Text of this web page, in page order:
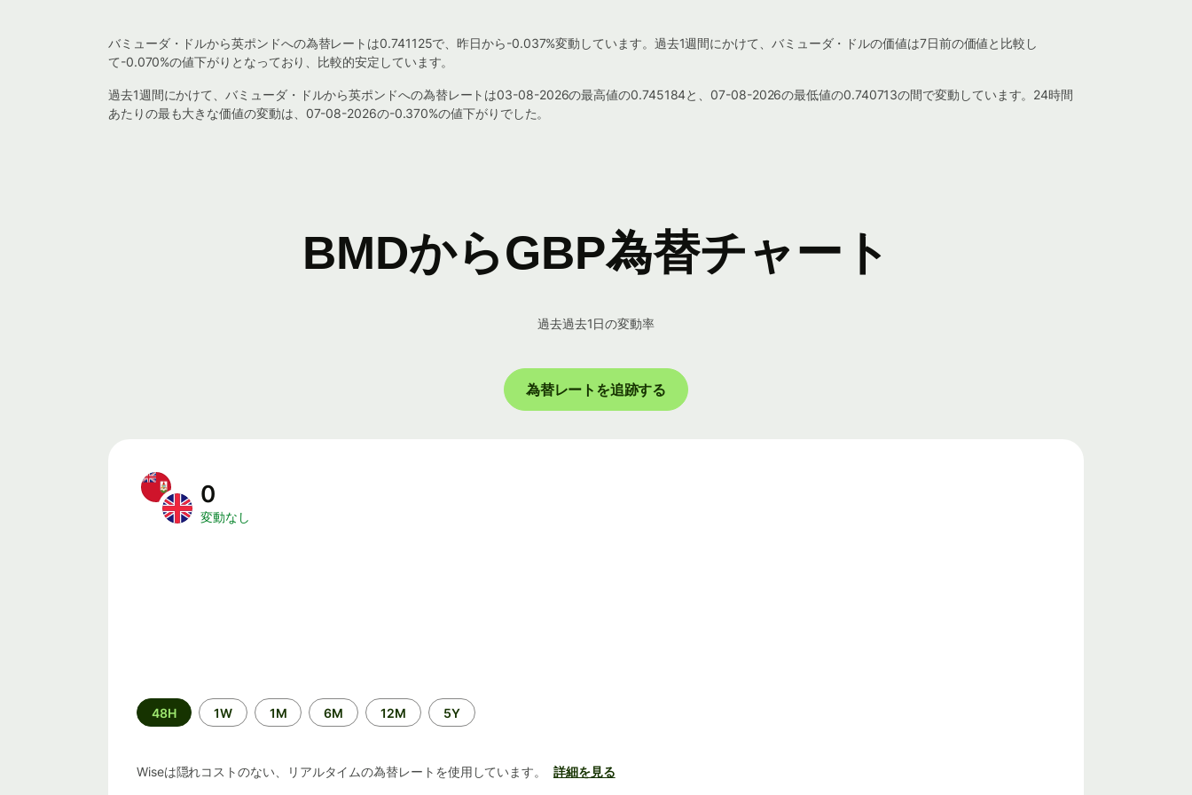
バミューダ・ドルから英ポンドへの為替レートは0.741125で、昨日から-0.037%変動しています。過去1週間にかけて、バミューダ・ドルの価値は7日前の価値と比較し
て-0.070%の値下がりとなっており、比較的安定しています。
過去1週間にかけて、バミューダ・ドルから英ポンドへの為替レートは03-08-2026の最高値の0.745184と、07-08-2026の最低値の0.740713の間で変動しています。24時間
あたりの最も大きな価値の変動は、07-08-2026の-0.370%の値下がりでした。
BMDからGBP為替チャート
過去過去1日の変動率
為替レートを追跡する
0
変動なし
期
間
48H 1W 1M 6M 12M 5Y
Wiseは隠れコストのない、リアルタイムの為替レートを使用しています。 詳細を見る